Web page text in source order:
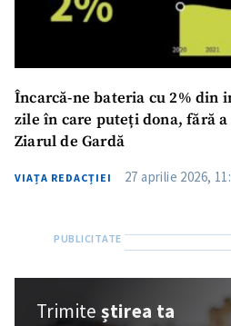
Încarcă-ne bateria cu 2% din
zile în care puteți dona, fără
Ziarul de Gardă
VIAȚA REDACȚIEI 27 aprilie 2026,
Trimiteștirea ta